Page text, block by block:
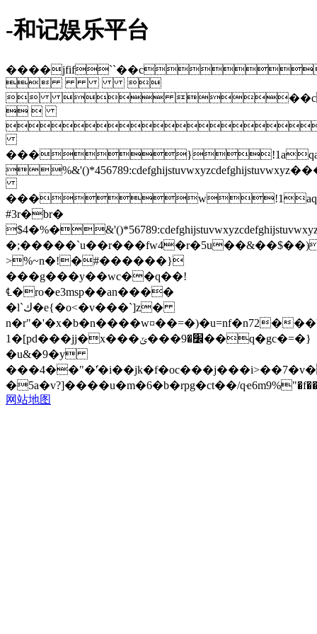
-和记娱乐平台
 
 
 
#3r�br�
>%~n�!�#������}
���g���y��wc��q��!
℄�ro�e3msp��аn����
�l`ك�e{�o<�v���`]z�
n�r"�'�x�b�n����w¤��=�)�u=nf�n72�
1�[pd���jj�x���׼�9���ݶ��q�gc�=�}
�u&�9�y
�5a�v?]����u�m�6�b�rpg�ct��/
网站地图